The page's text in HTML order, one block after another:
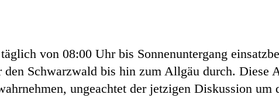
von 08:00 Uhr bis Sonnenuntergang
Schwarzwald bis hin zum Allgäu durch. Diese
ungeachtet der jetzigen Diskussion um